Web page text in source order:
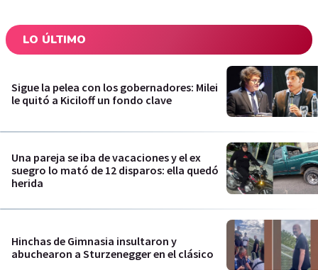
LO ÚLTIMO
Sigue la pelea con los gobernadores: Milei
le quitó a Kiciloff un fondo clave
Una pareja se iba de vacaciones y el ex
suegro lo mató de 12 disparos: ella quedó
herida
Hinchas de Gimnasia insultaron y
abuchearon a Sturzenegger en el clásico